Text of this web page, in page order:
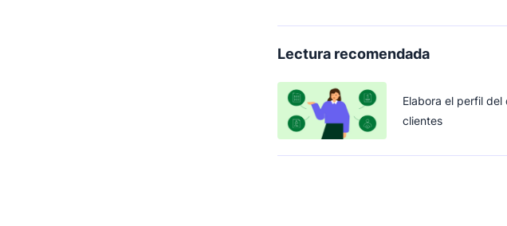
Lectura recomendada
Elabora el perfil
clientes